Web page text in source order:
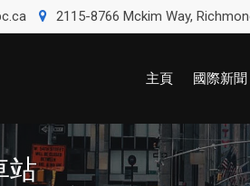
2115-8766 Mckim Way,
主頁 國際新聞
站